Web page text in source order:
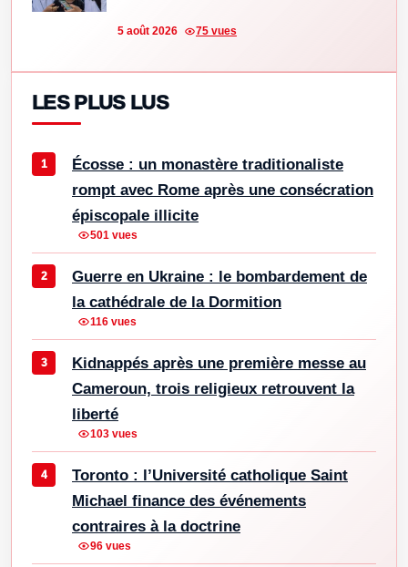
5 août 2026 75 vues
LES PLUS LUS
Écosse : un monastère traditionaliste
rompt avec Rome après une consécration
épiscopale illicite
501 vues
Guerre en Ukraine : le bombardement de
la cathédrale de la Dormition
116 vues
Kidnappés après une première messe au
Cameroun, trois religieux retrouvent la
liberté
103 vues
Toronto : l’Université catholique Saint
Michael finance des événements
contraires à la doctrine
96 vues